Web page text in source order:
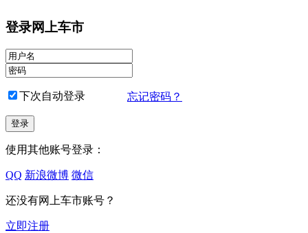
登录网上车市
下次自动登录 忘记密码？
使用其他账号登录：
QQ 新浪微博 微信
还没有网上车市账号？
立即注册